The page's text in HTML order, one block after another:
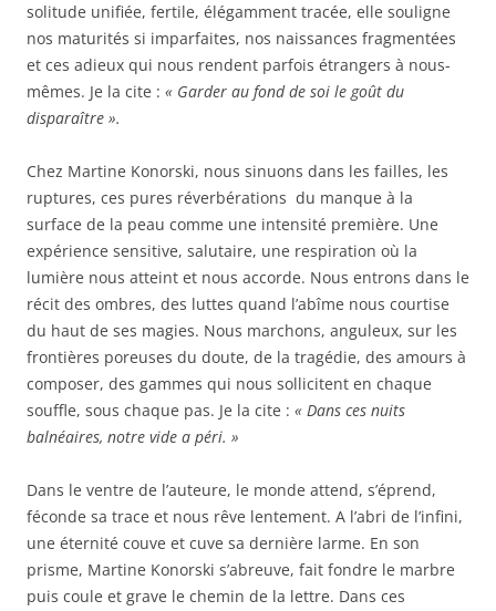
solitude unifiée, fertile, élégamment tracée, elle souligne
nos maturités si imparfaites, nos naissances fragmentées
et ces adieux qui nous rendent parfois étrangers à nous-
mêmes. Je la cite : « Garder au fond de soi le goût du
disparaître ».
Chez Martine Konorski, nous sinuons dans les failles, les
ruptures, ces pures réverbérations du manque à la
surface de la peau comme une intensité première. Une
expérience sensitive, salutaire, une respiration où la
lumière nous atteint et nous accorde. Nous entrons dans le
récit des ombres, des luttes quand l’abîme nous courtise
du haut de ses magies. Nous marchons, anguleux, sur les
frontières poreuses du doute, de la tragédie, des amours à
composer, des gammes qui nous sollicitent en chaque
souffle, sous chaque pas. Je la cite : « Dans ces nuits
balnéaires, notre vide a péri. »
Dans le ventre de l’auteure, le monde attend, s’éprend,
féconde sa trace et nous rêve lentement. A l’abri de l’infini,
une éternité couve et cuve sa dernière larme. En son
prisme, Martine Konorski s’abreuve, fait fondre le marbre
puis coule et grave le chemin de la lettre. Dans ces